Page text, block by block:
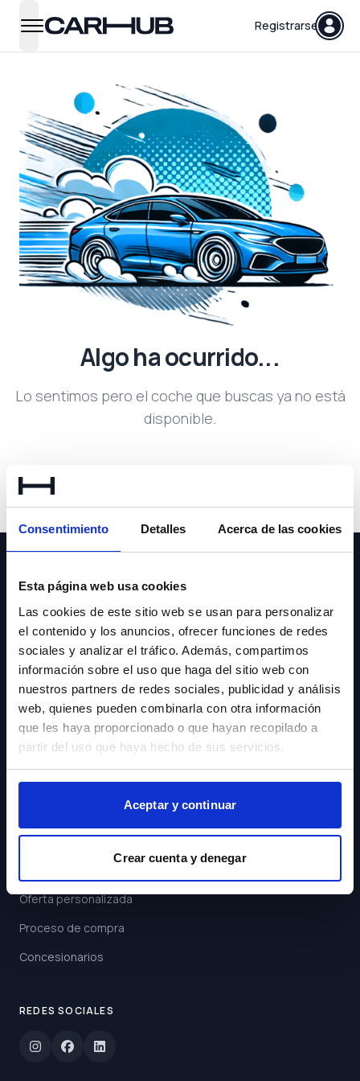
Consentimiento Detalles Acerca de las cookies
Esta página web usa cookies
Las cookies de este sitio web se usan para personalizar
el contenido y los anuncios, ofrecer funciones de redes
sociales y analizar el tráfico. Además, compartimos
información sobre el uso que haga del sitio web con
nuestros partners de redes sociales, publicidad y análisis
web, quienes pueden combinarla con otra información
que les haya proporcionado o que hayan recopilado a
partir del uso que haya hecho de sus servicios.
Aceptar y continuar
Crear cuenta y denegar
open navigation menu
Carhub Registrarse
Algo ha ocurrido...
Lo sentimos pero el coche que buscas ya no está
disponible.
NEWSLETTER
Suscríbete y recibe las últimas novedades y ofertas.
Acepto los
Términos y
Condiciones
Suscribirse
ENLACES
Oferta personalizada
Proceso de compra
Concesionarios
REDES SOCIALES